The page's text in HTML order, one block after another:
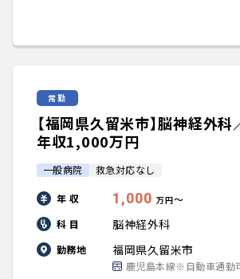
常勤
【福岡県久留米市】脳神経外科
年収1,000万円
一般病院 救急対応なし
年 収 1,000 万円〜
科 目
脳神経外科
勤務地 福岡県久留米市
鹿児島本線※自動車通勤